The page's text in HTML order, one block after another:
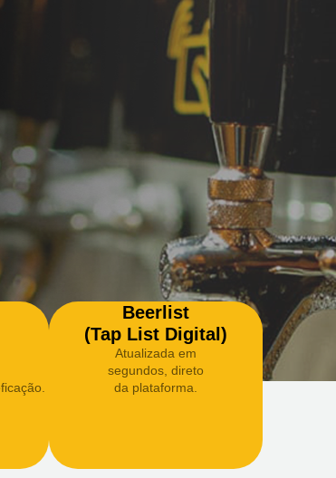
Beerlist
(Tap List Digital)
Atualizada em
segundos, direto
da plataforma.